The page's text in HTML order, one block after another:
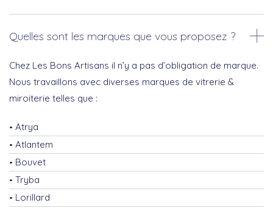
Quelles sont les marques que vous proposez ?
Chez Les Bons Artisans il n’y a pas d’obligation de marque.
Nous travaillons avec diverses marques de vitrerie &
miroiterie telles que :
Atrya
Atlantem
Bouvet
Tryba
Lorillard